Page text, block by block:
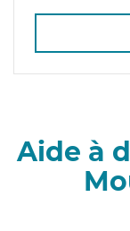
Aide à